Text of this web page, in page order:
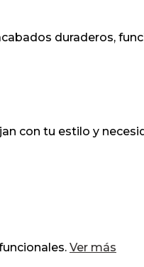
duraderos,
con tu estilo y
Ver más